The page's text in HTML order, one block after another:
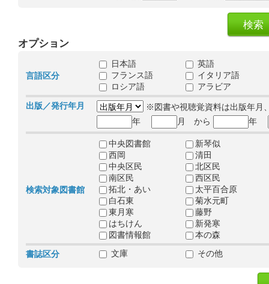
オプション
言語区分
日本語
英語
フランス語
イタリア語
ロシア語
アラビア
出版／発行年月
※図書や視聴覚資料は出版年月
年
月 から 年
検索対象図書館
中央図書館
新琴似
西岡
清田
中央区民
北区民
南区民
西区民
拓北・あい
太平百合原
白石東
菊水元町
東月寒
藤野
はちけん
新発寒
図書情報館
本の森
書誌区分
文庫 その他